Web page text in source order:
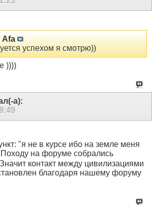
Afa
успехом я смотрю))
))))
а):
"я не в курсе ибо на земле меня
на форуме собрались
Значит контакт между цивилизациями
благодаря нашему форуму